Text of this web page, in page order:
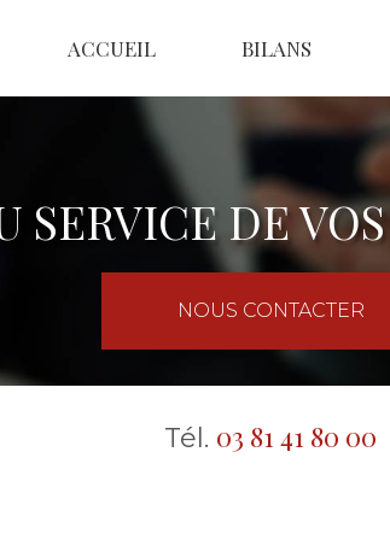
ACCUEIL BILANS
SERVICE DE
NOUS CONTACTER
Tél. 03 81 41 80 00